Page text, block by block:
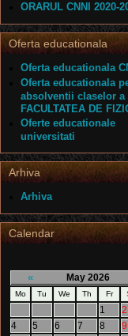
ORARUL CNNI 2020-
Oferta educationala
Oferta educationala
Oferta educationala
absolventii claselor a
FACULTATEA DE
Oferte educationale
universitati
Arhiva
Arhiva
Calendar
« May 2026
Mo Tu We Th Fr
1 2
4
5 6 7 8 9